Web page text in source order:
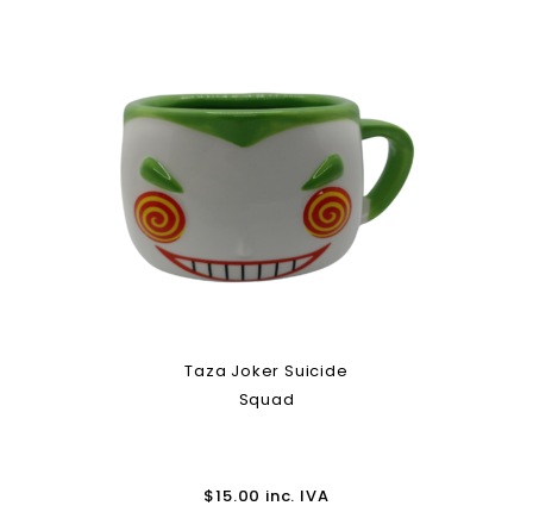
Taza Joker Suicide
Squad
$15.00 inc. IVA